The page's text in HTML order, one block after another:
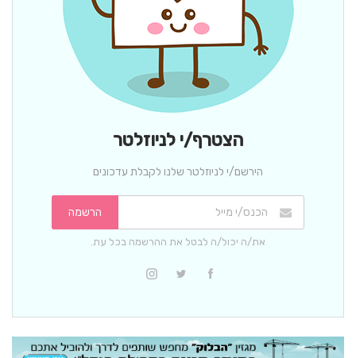
הצטרף/י לניוזלטר
הירשם/י לניוזלטר שלנו לקבלת עדכונים
הרשמה
את/ה יכול/ה לבטל את ההרשמה בכל עת.